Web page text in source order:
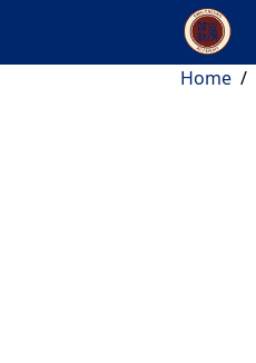
Home /